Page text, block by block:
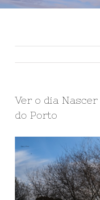
Ver o dia
do Porto